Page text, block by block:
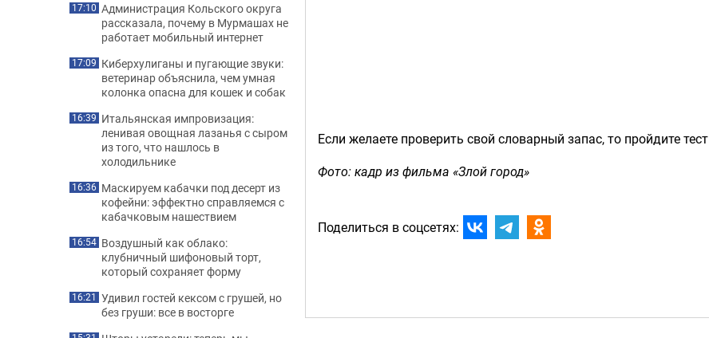
Если желаете проверить свой словарный запас, то пройдите тест
Фото: кадр из фильма «Злой город»
Поделиться в соцсетях:
17:10 Администрация Кольского округа
рассказала, почему в Мурмашах не
работает мобильный интернет
17:09 Киберхулиганы и пугающие звуки:
ветеринар объяснила, чем умная
колонка опасна для кошек и собак
16:39 Итальянская импровизация:
ленивая овощная лазанья с сыром
из того, что нашлось в
холодильнике
16:36 Маскируем кабачки под десерт из
кофейни: эффектно справляемся с
кабачковым нашествием
16:54 Воздушный как облако:
клубничный шифоновый торт,
который сохраняет форму
16:21 Удивил гостей кексом с грушей, но
без груши: все в восторге